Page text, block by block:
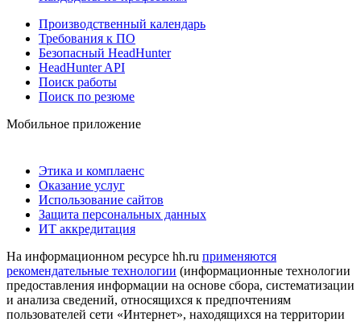
Производственный календарь
Требования к ПО
Безопасный HeadHunter
HeadHunter API
Поиск работы
Поиск по резюме
Мобильное приложение
Этика и комплаенс
Оказание услуг
Использование сайтов
Защита персональных данных
ИТ аккредитация
На информационном ресурсе hh.ru применяются
рекомендательные технологии (информационные технологии
предоставления информации на основе сбора, систематизации
и анализа сведений, относящихся к предпочтениям
пользователей сети «Интернет», находящихся на территории